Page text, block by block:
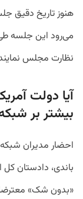
هنوز تاریخ دقیق
می‌رود این جلسه
نظارت مجلس
آیا دولت
بیشتر بر
احضار مدیران
باندی، دادستان کل
«بدون شک»